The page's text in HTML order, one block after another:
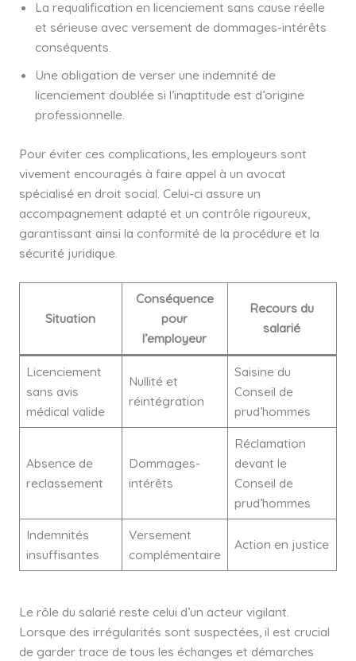
La requalification en licenciement sans cause réelle
et sérieuse avec versement de dommages-intérêts
conséquents.
Une obligation de verser une indemnité de
licenciement doublée si l’inaptitude est d’origine
professionnelle.
Pour éviter ces complications, les employeurs sont
vivement encouragés à faire appel à un avocat
spécialisé en droit social. Celui-ci assure un
accompagnement adapté et un contrôle rigoureux,
garantissant ainsi la conformité de la procédure et la
sécurité juridique.
Situation
Conséquence
pour
l’employeur
Recours du
salarié
Licenciement
sans avis
médical valide
Nullité et
réintégration
Saisine du
Conseil de
prud’hommes
Absence de
reclassement
Dommages-
intérêts
Réclamation
devant le
Conseil de
prud’hommes
Indemnités
insuffisantes
Versement
complémentaire
Action en justice
Le rôle du salarié reste celui d’un acteur vigilant.
Lorsque des irrégularités sont suspectées, il est crucial
de garder trace de tous les échanges et démarches